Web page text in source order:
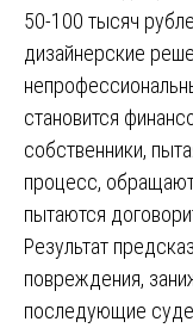
50-100 тысяч
дизайнерские
становится
собственники,
процесс,
пытаются
Результат
повреждения,
последующие